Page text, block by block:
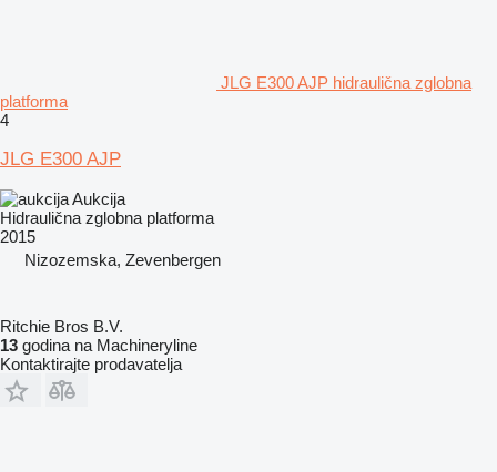
JLG E300 AJP hidraulična zglobna
platforma
4
JLG E300 AJP
Aukcija
Hidraulična zglobna platforma
2015
Nizozemska, Zevenbergen
Ritchie Bros B.V.
13 godina na Machineryline
Kontaktirajte prodavatelja